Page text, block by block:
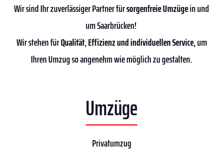
Wir sind Ihr zuverlässiger Partner fürsorgenfreie Umzügein und
um Saarbrücken!
Wir stehen fürQualität,Effizienzund individuellen Service, um
Ihren Umzug so angenehm wie möglich zu gestalten.
Umzüge
Privatumzug